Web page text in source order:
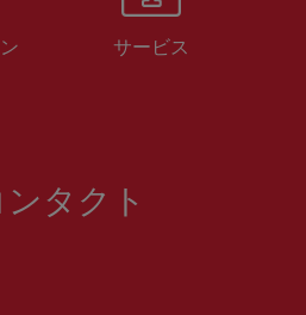
サービス
タクト